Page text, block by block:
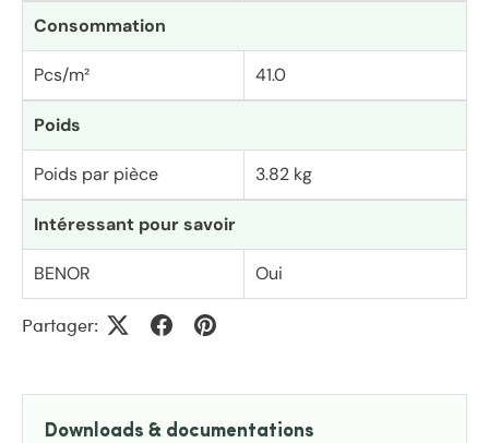
Consommation
Pcs/m² 41.0
Poids
Poids par pièce 3.82 kg
Intéressant pour savoir
BENOR Oui
Partager:
Downloads & documentations